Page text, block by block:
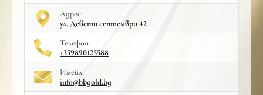
Адрес:
ул. Девети септември 42
Телефон:
+359890125588
Имейл:
info@bbgold.bg